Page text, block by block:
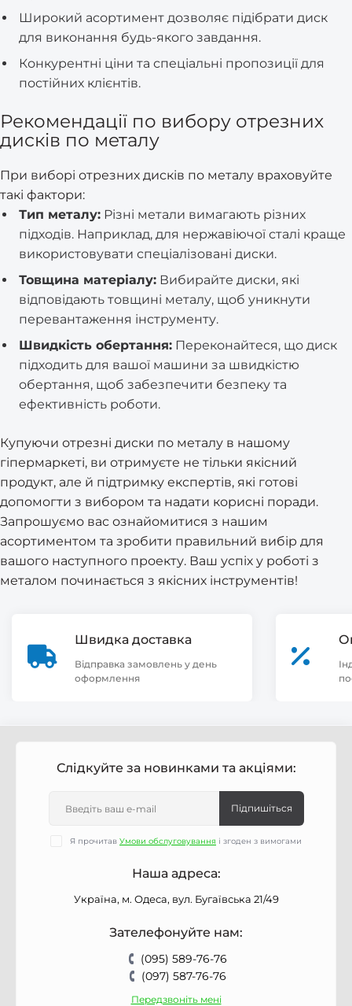
Широкий асортимент дозволяє підібрати диск
для виконання будь-якого завдання.
Конкурентні ціни та спеціальні пропозиції для
постійних клієнтів.
Рекомендації по вибору отрезних
дисків по металу
При виборі отрезних дисків по металу враховуйте
такі фактори:
Тип металу: Різні метали вимагають різних
підходів. Наприклад, для нержавіючої сталі краще
використовувати спеціалізовані диски.
Товщина матеріалу: Вибирайте диски, які
відповідають товщині металу, щоб уникнути
перевантаження інструменту.
Швидкість обертання: Переконайтеся, що диск
підходить для вашої машини за швидкістю
обертання, щоб забезпечити безпеку та
ефективність роботи.
Купуючи отрезні диски по металу в нашому
гіпермаркеті, ви отримуєте не тільки якісний
продукт, але й підтримку експертів, які готові
допомогти з вибором та надати корисні поради.
Запрошуємо вас ознайомитися з нашим
асортиментом та зробити правильний вибір для
вашого наступного проекту. Ваш успіх у роботі з
металом починається з якісних інструментів!
Швидка доставка
Відправка замовлень у день
оформлення
Слідкуйте за новинками та акціями:
Підпишіться
Я прочитав Умови обслуговування і згоден з вимогами
Наша адреса:
Україна, м. Одеса, вул. Бугаївська 21/49
Зателефонуйте нам:
(095) 589-76-76
(097) 587-76-76
Передзвоніть мені